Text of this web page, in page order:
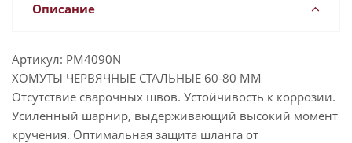
Описание
Артикул: PM4090N
ХОМУТЫ ЧЕРВЯЧНЫЕ СТАЛЬНЫЕ 60-80 ММ
Отсутствие сварочных швов. Устойчивость к коррозии.
Усиленный шарнир, выдерживающий высокий момент
кручения. Оптимальная защита шланга от